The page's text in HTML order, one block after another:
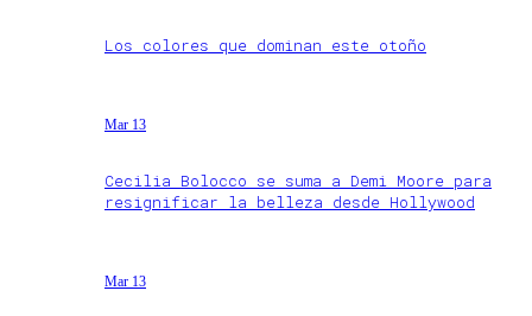
Los colores que dominan este otoño
Mar 13
Cecilia Bolocco se suma a Demi Moore para
resignificar la belleza desde Hollywood
Mar 13